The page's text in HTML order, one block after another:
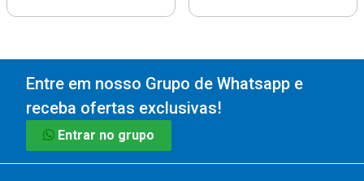
Entre em nosso Grupo de Whatsapp e
receba ofertas exclusivas!
Entrar no grupo